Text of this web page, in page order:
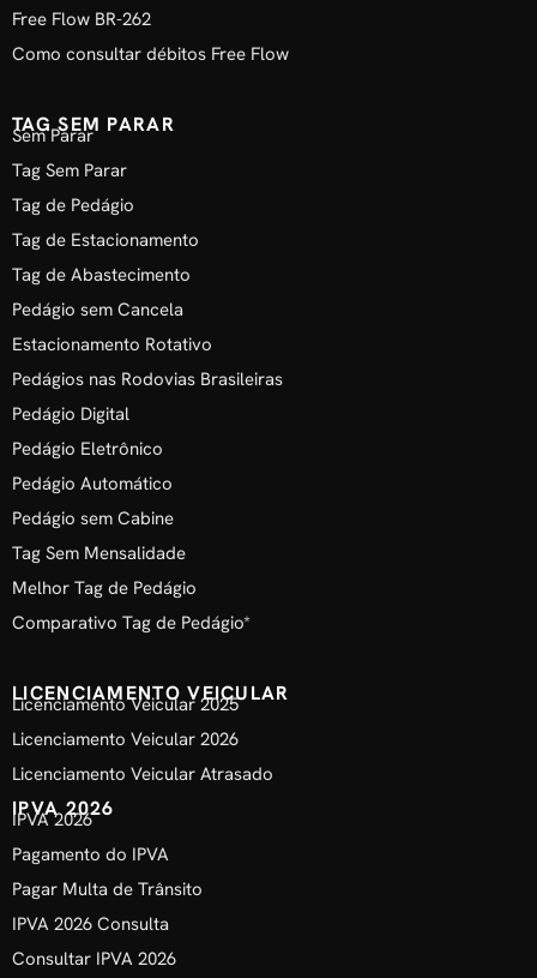
Free Flow BR-262
Como consultar débitos Free Flow
TAG SEM PARAR
Sem Parar
Tag Sem Parar
Tag de Pedágio
Tag de Estacionamento
Tag de Abastecimento
Pedágio sem Cancela
Estacionamento Rotativo
Pedágios nas Rodovias Brasileiras
Pedágio Digital
Pedágio Eletrônico
Pedágio Automático
Pedágio sem Cabine
Tag Sem Mensalidade
Melhor Tag de Pedágio
Comparativo Tag de Pedágio*
LICENCIAMENTO VEICULAR
Licenciamento Veicular 2025
Licenciamento Veicular 2026
Licenciamento Veicular Atrasado
IPVA 2026
IPVA 2026
Pagamento do IPVA
Pagar Multa de Trânsito
IPVA 2026 Consulta
Consultar IPVA 2026